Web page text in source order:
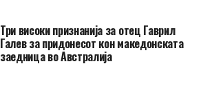
Три високи признанија за отец Гаврил
Галев за придонесот кон македонската
заедница во Австралија